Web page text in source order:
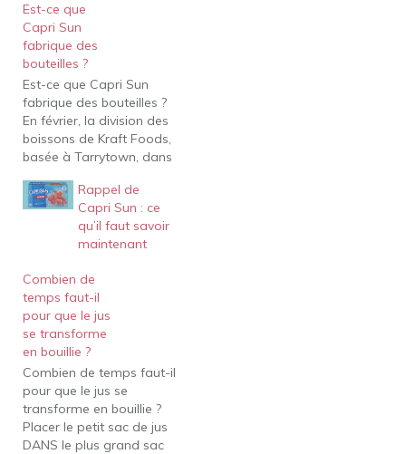
Est-ce que
Capri Sun
fabrique des
bouteilles ?
Est-ce que Capri Sun
fabrique des bouteilles ?
En février, la division des
boissons de Kraft Foods,
basée à Tarrytown, dans
lancé les rafraîchisseurs
Capri Sun Island dans
une canette en
aluminium de 16,5 oz.
une taille plus grande ?
Nous…
Rappel de
Capri Sun : ce
qu’il faut savoir
maintenant
Combien de
temps faut-il
pour que le jus
se transforme
en bouillie ?
Combien de temps faut-il
pour que le jus se
transforme en bouillie ?
Placer le petit sac de jus
DANS le plus grand sac